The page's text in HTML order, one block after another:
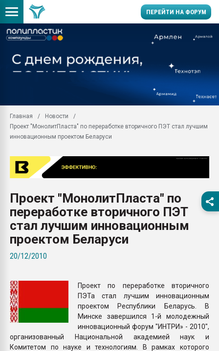
ПЕРЕЙТИ НА ФОРУМ
заводу пластмасс"
первый план в
28.07.2026
ситуацией на
Всё, что касается
Главная
Новости
Проект "МонолитПласта" по переработке вторичного ПЭТ стал лучшим
инновационным проектом Беларуси
Проект "МонолитПласта" по
переработке вторичного ПЭТ
стал лучшим инновационным
проектом Беларуси
20/12/2010
Проект по переработке вторичного
ПЭТа стал лучшим инновационным
проектом Республики Беларусь. В
Минске завершился 1-й молодежный
инновационный форум "ИНТРИ» - 2010",
организованный Национальной академией наук и
Комитетом по науке и технологиям. В рамках которого